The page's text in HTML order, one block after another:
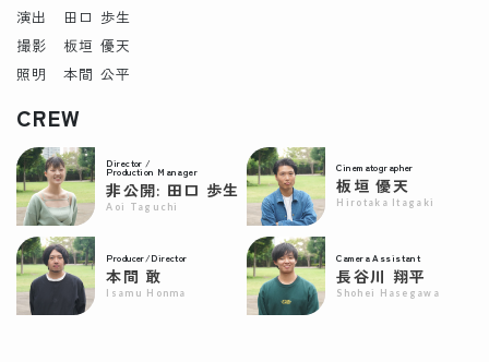
演出 田口 歩生
撮影 板垣 優天
照明 本間 公平
CREW
Director /
Production Manager
非公開: 田口 歩生
Aoi Taguchi
Cinematographer
板垣 優天
Hirotaka Itagaki
Producer/Director
本間 敢
Isamu Honma
Camera Assistant
長谷川 翔平
Shohei Hasegawa